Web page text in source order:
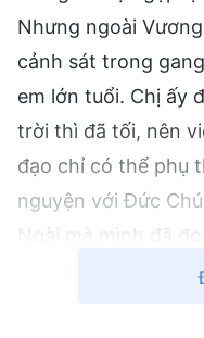
Nhưng ngoài
cảnh sát trong
em lớn tuổi. Chị ấy
trời thì đã tối, nên
đạo chỉ có thể phụ
nguyện với Đức
Ngài mà mình đã
có lòng trung